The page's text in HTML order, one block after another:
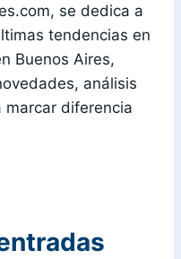
se dedica a
tendencias en
Buenos Aires,
análisis
marcar diferencia